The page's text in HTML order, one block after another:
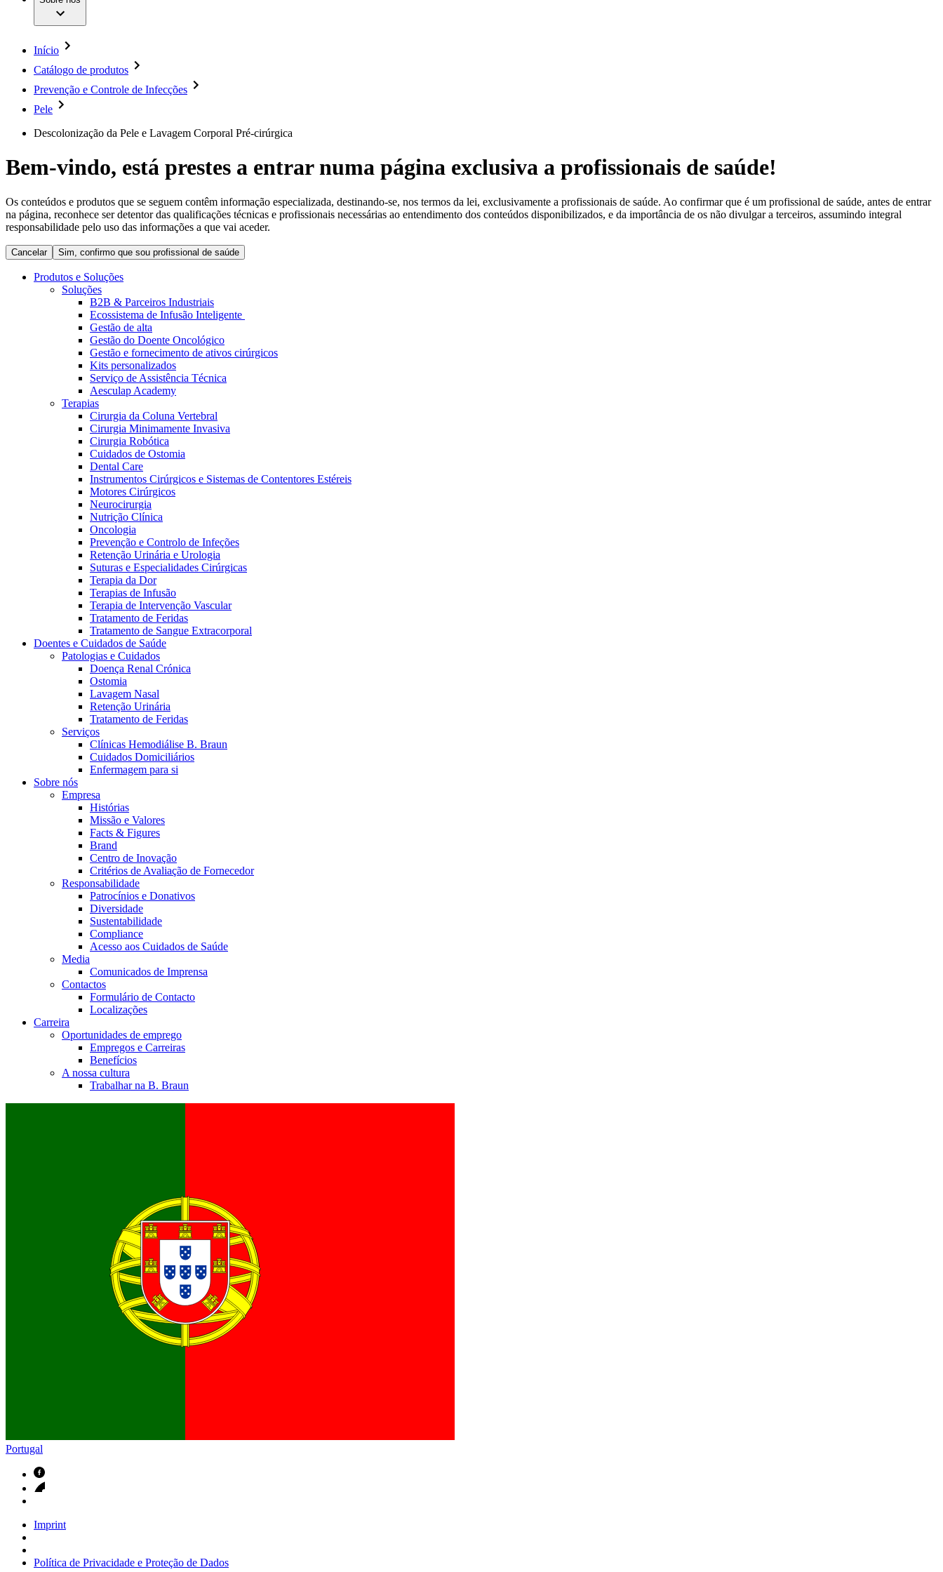
Instrumentos Cirúrgicos e Sistemas de Contentores Estéreis
Motores Cirúrgicos
Neurocirurgia
Prevenção e Controlo de Infeções
Retenção Urinária e Urologia
Terapia da Dor
Terapias de Infusão
Tratamento de Feridas
Tratamento de Sangue Extracorporal
Soluções
Catálogo de Produtos
Encontre o produto que procura. Visite o catálogo de produtos da B. Braun com o nosso portfólio completo.
Patologias e Cuidados
Serviços
Cuidados Domiciliários
Coordenamos os seus cuidados médicos quando recebe alta do hospital. Para mais informações, visite a nossa página de cuidados domiciliários.
A nossa cultura
Vagas disponíveis
Descubra as tuas oportunidades de carreira na B. Braun. Pesquise no nosso mercado de trabalho global por perfis de trabalho interessantes.
Compliance
Acesso aos Cuidados de Saúde
Media
Contactos
Formulário de Contacto
Localizações
Responsabilidade
Media
Contactos
Centro de Inovação
Vamos impulsionar juntos a inovação na tecnologia médica. Saiba mais sobre o nosso centro de inovação e apresente a sua ideia.
Em diálogo com a B. Braun. Entre em contacto connosco
Início
Catálogo de produtos
Prevenção e Controle de Infecções
Pele
Descolonização da Pele e Lavagem Corporal Pré-cirúrgica
Bem-vindo, está prestes a entrar numa página exclusiva a profissionais de saúde!
Os conteúdos e produtos que se seguem contêm informação especializada, destinando-se, nos termos da lei, exclusivamente a profissionais de saúde. Ao confirmar que é um profissional de saúde, antes de entrar
na página, reconhece ser detentor das qualificações técnicas e profissionais necessárias ao entendimento dos conteúdos disponibilizados, e da importância de os não divulgar a terceiros, assumindo integral
responsabilidade pelo uso das informações a que vai aceder.
Cancelar Sim, confirmo que sou profissional de saúde
Produtos e Soluções
Soluções
B2B & Parceiros Industriais
Ecossistema de Infusão Inteligente
Gestão de alta
Gestão do Doente Oncológico
Gestão e fornecimento de ativos cirúrgicos
Kits personalizados
Serviço de Assistência Técnica
Aesculap Academy
Terapias
Cirurgia da Coluna Vertebral
Cirurgia Minimamente Invasiva
Cirurgia Robótica
Cuidados de Ostomia
Dental Care
Instrumentos Cirúrgicos e Sistemas de Contentores Estéreis
Motores Cirúrgicos
Neurocirurgia
Nutrição Clínica
Oncologia
Prevenção e Controlo de Infeções
Retenção Urinária e Urologia
Suturas e Especialidades Cirúrgicas
Terapia da Dor
Terapias de Infusão
Terapia de Intervenção Vascular
Tratamento de Feridas
Tratamento de Sangue Extracorporal
Doentes e Cuidados de Saúde
Patologias e Cuidados
Doença Renal Crónica
Ostomia
Lavagem Nasal
Retenção Urinária
Tratamento de Feridas
Serviços
Clínicas Hemodiálise B. Braun
Cuidados Domiciliários
Enfermagem para si
Sobre nós
Empresa
Histórias
Missão e Valores
Facts & Figures
Brand
Centro de Inovação
Critérios de Avaliação de Fornecedor
Responsabilidade
Patrocínios e Donativos
Diversidade
Sustentabilidade
Compliance
Acesso aos Cuidados de Saúde
Media
Comunicados de Imprensa
Contactos
Formulário de Contacto
Localizações
Carreira
Oportunidades de emprego
Empregos e Carreiras
Benefícios
A nossa cultura
Trabalhar na B. Braun
Portugal
Imprint
Política de Privacidade e Proteção de Dados